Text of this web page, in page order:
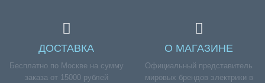
ДОСТАВКА
Бесплатно по Москве на сумму
заказа от 15000 рублей
О МАГАЗИНЕ
Официальный представитель
мировых брендов электрики в